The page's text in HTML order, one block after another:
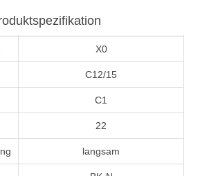
X0
C12/15
C1
22
langsam